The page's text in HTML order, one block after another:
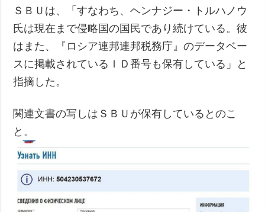
ＳＢＵは、「すなわち、ヘンナジー・トルハノウ
氏は現在まで侵略国の国民であり続けている。彼
はまた、『ロシア連邦連邦税務庁』のデータベー
スに掲載されているＩＤ番号も保有している」と
指摘した。
関連文書の写しはＳＢＵが保有しているとのこ
と。